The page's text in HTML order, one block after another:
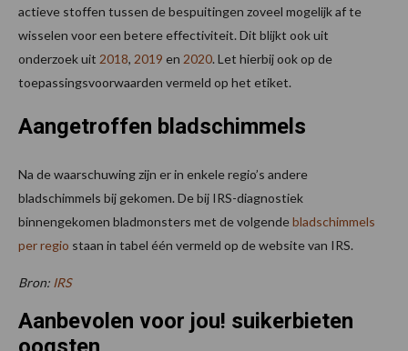
actieve stoffen tussen de bespuitingen zoveel mogelijk af te
wisselen voor een betere effectiviteit. Dit blijkt ook uit
onderzoek uit 2018, 2019 en 2020. Let hierbij ook op de
toepassingsvoorwaarden vermeld op het etiket.
Aangetroffen bladschimmels
Na de waarschuwing zijn er in enkele regio’s andere
bladschimmels bij gekomen. De bij IRS-diagnostiek
binnengekomen bladmonsters met de volgendebladschimmels
per regio staan in tabel één vermeld op de website van IRS.
Bron: IRS
Aanbevolen voor jou! suikerbieten